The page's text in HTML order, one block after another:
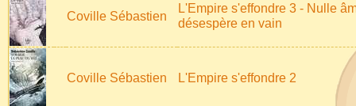
Coville Sébastien
L'Empire s'effondre 3 - Nulle
désespère en vain
Coville Sébastien L'Empire s'effondre 2